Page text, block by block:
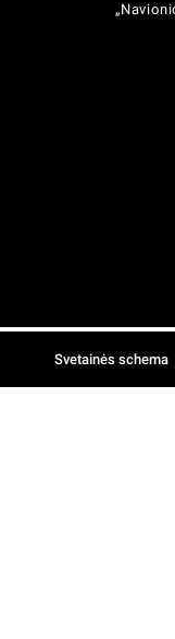
Svetainės schema